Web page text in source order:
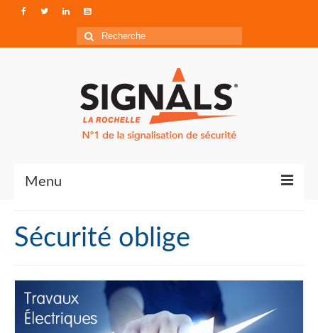
Rechercher
:
Menu
Qui sommes-nous ?
Accéder à Signals
Sécurité oblige